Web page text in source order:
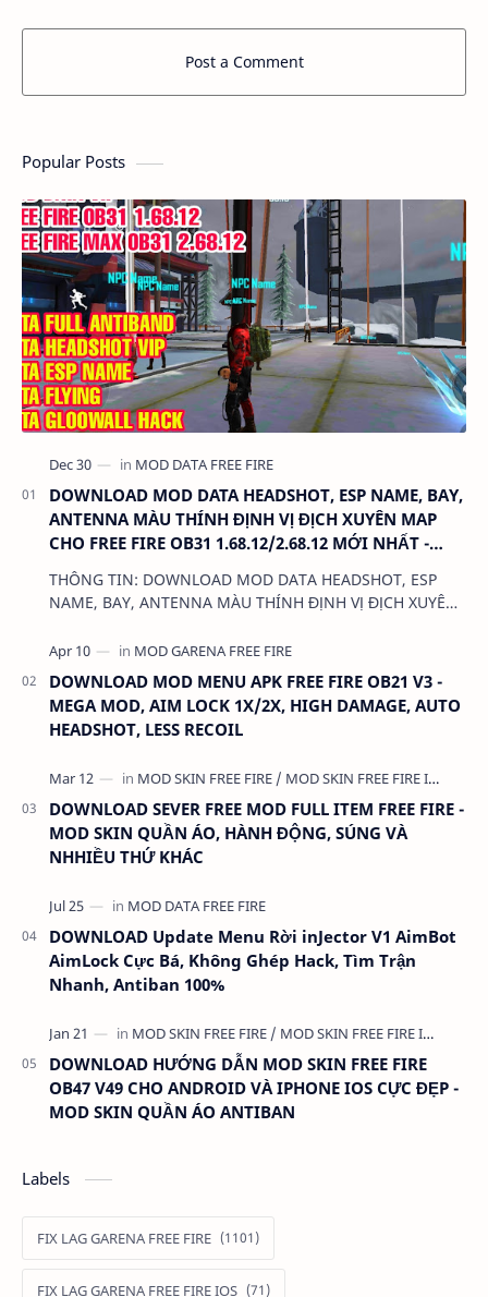
Post a Comment
Popular Posts
DOWNLOAD MOD DATA HEADSHOT, ESP NAME, BAY,
ANTENNA MÀU THÍNH ĐỊNH VỊ ĐỊCH XUYÊN MAP
CHO FREE FIRE OB31 1.68.12/2.68.12 MỚI NHẤT -
KHÔNG KHÓA NICK
THÔNG TIN: DOWNLOAD MOD DATA HEADSHOT, ESP
NAME, BAY, ANTENNA MÀU THÍNH ĐỊNH VỊ ĐỊCH XUYÊN
KHÔN…
DOWNLOAD MOD MENU APK FREE FIRE OB21 V3 -
MEGA MOD, AIM LOCK 1X/2X, HIGH DAMAGE, AUTO
HEADSHOT, LESS RECOIL
DOWNLOAD SEVER FREE MOD FULL ITEM FREE FIRE -
MOD SKIN QUẦN ÁO, HÀNH ĐỘNG, SÚNG VÀ
NHHIỀU THỨ KHÁC
DOWNLOAD Update Menu Rời inJector V1 AimBot
AimLock Cực Bá, Không Ghép Hack, Tìm Trận
Nhanh, Antiban 100%
DOWNLOAD HƯỚNG DẪN MOD SKIN FREE FIRE
OB47 V49 CHO ANDROID VÀ IPHONE IOS CỰC ĐẸP -
MOD SKIN QUẦN ÁO ANTIBAN
Labels
FIX LAG GARENA FREE FIRE
FIX LAG GARENA FREE FIRE IOS